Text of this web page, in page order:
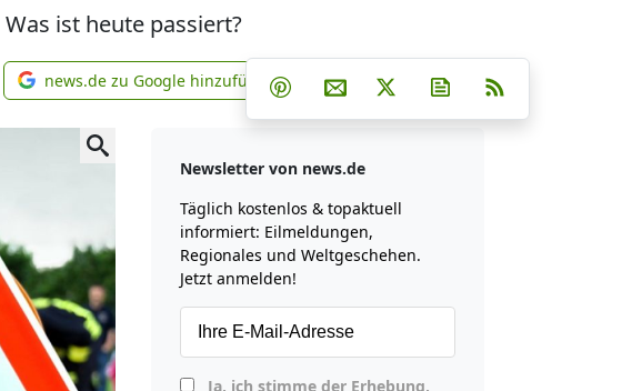
ist heute passiert?
news.de zu Google hinzufügen
news.de zu Google hinzufügen Teilen auf Facebook
Teilen auf Whatsapp
Teilen auf Telegram
Teilen auf Pinterest
Per E-Mail teilen
Post auf XNewsletter
Newsletter von news.de
Täglich kostenlos & topaktuell
informiert: Eilmeldungen,
Regionales und Weltgeschehen.
Jetzt anmelden!